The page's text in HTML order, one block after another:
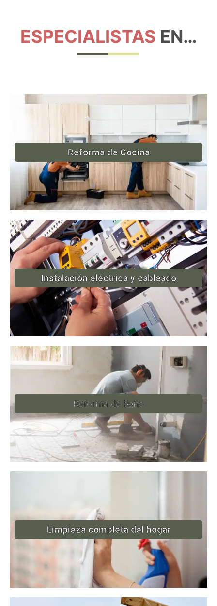
ESPECIALISTAS EN…
Reforma de Cocina
Instalación eléctrica y cableado
Reforma de baño
Limpieza completa del hogar